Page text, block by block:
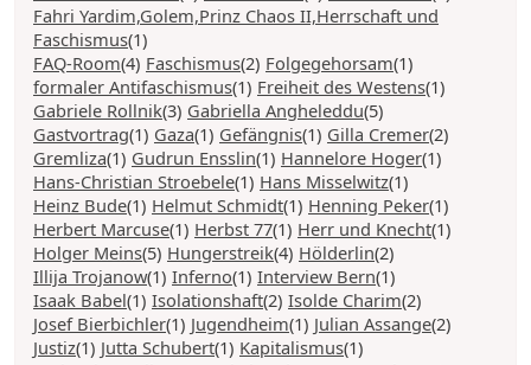
Fahri Yardim,Golem,Prinz Chaos II,Herrschaft und
Faschismus(1)
FAQ-Room(4) Faschismus(2) Folgegehorsam(1)
formaler Antifaschismus(1) Freiheit des Westens(1)
Gabriele Rollnik(3) Gabriella Angheleddu(5)
Gastvortrag(1) Gaza(1) Gefängnis(1) Gilla Cremer(2)
Gremliza(1) Gudrun Ensslin(1) Hannelore Hoger(1)
Hans-Christian Stroebele(1) Hans Misselwitz(1)
Heinz Bude(1) Helmut Schmidt(1) Henning Peker(1)
Herbert Marcuse(1) Herbst 77(1) Herr und Knecht(1)
Holger Meins(5) Hungerstreik(4) Hölderlin(2)
Illija Trojanow(1) Inferno(1) Interview Bern(1)
Isaak Babel(1) Isolationshaft(2) Isolde Charim(2)
Josef Bierbichler(1) Jugendheim(1) Julian Assange(2)
Justiz(1) Jutta Schubert(1) Kapitalismus(1)